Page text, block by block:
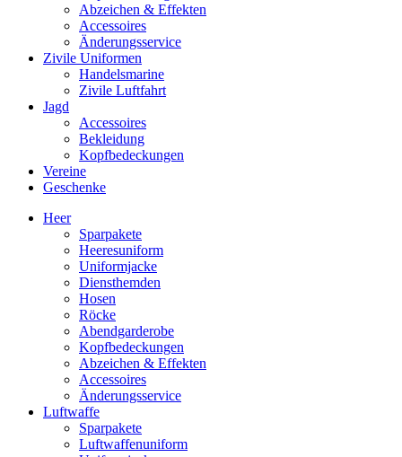
Abzeichen & Effekten
Accessoires
Änderungsservice
Zivile Uniformen
Handelsmarine
Zivile Luftfahrt
Jagd
Accessoires
Bekleidung
Kopfbedeckungen
Vereine
Geschenke
Heer
Sparpakete
Heeresuniform
Uniformjacke
Diensthemden
Hosen
Röcke
Abendgarderobe
Kopfbedeckungen
Abzeichen & Effekten
Accessoires
Änderungsservice
Luftwaffe
Sparpakete
Luftwaffenuniform